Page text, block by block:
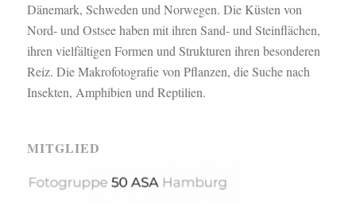
Dänemark, Schweden und Norwegen. Die Küsten von
Nord- und Ostsee haben mit ihren Sand- und Steinflächen,
ihren vielfältigen Formen und Strukturen ihren besonderen
Reiz. Die Makrofotografie von Pflanzen, die Suche nach
Insekten, Amphibien und Reptilien.
MITGLIED